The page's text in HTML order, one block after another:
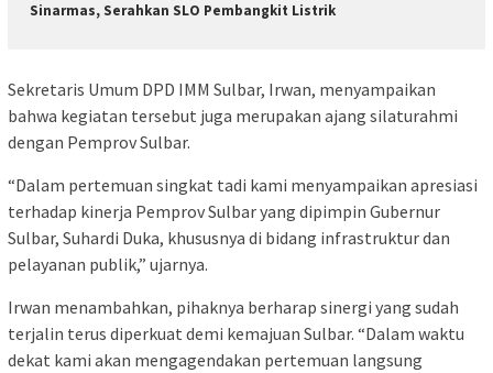
Sinarmas, Serahkan SLO Pembangkit Listrik
Sekretaris Umum DPD IMM Sulbar, Irwan, menyampaikan
bahwa kegiatan tersebut juga merupakan ajang silaturahmi
dengan Pemprov Sulbar.
“Dalam pertemuan singkat tadi kami menyampaikan apresiasi
terhadap kinerja Pemprov Sulbar yang dipimpin Gubernur
Sulbar, Suhardi Duka, khususnya di bidang infrastruktur dan
pelayanan publik,” ujarnya.
Irwan menambahkan, pihaknya berharap sinergi yang sudah
terjalin terus diperkuat demi kemajuan Sulbar. “Dalam waktu
dekat kami akan mengagendakan pertemuan langsung